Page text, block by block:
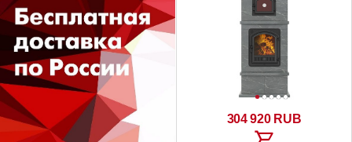
304 920 RUB